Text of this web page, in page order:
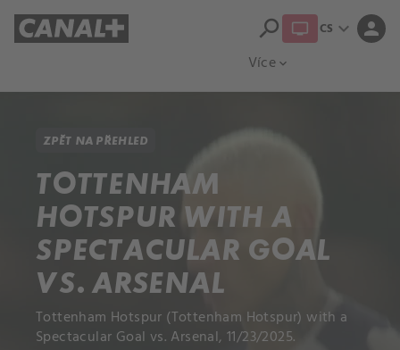
Více expand_more
search CS expand_more person
ZPĚT NA PŘEHLED
TOTTENHAM
HOTSPUR WITH A
SPECTACULAR GOAL
VS. ARSENAL
Tottenham Hotspur (Tottenham Hotspur) with a
Spectacular Goal vs. Arsenal, 11/23/2025.